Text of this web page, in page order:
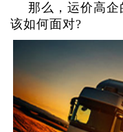
那么，运价高企
该如何面对?